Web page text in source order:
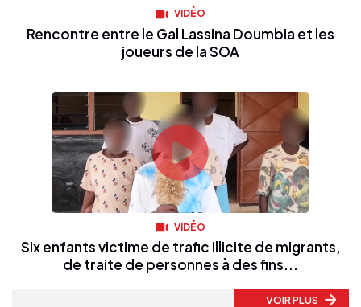
VIDÉO
Rencontre entre le Gal Lassina Doumbia et les
joueurs de la SOA
VIDÉO
Six enfants victime de trafic illicite de migrants,
de traite de personnes à des fins...
VOIR PLUS